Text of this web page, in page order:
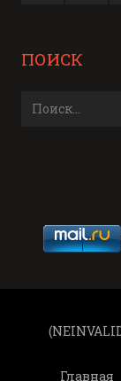
ПОИСК
Главная